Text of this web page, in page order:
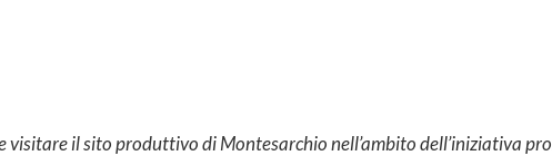
visitare il sito produttivo di Montesarchio nell’ambito dell’iniziativa